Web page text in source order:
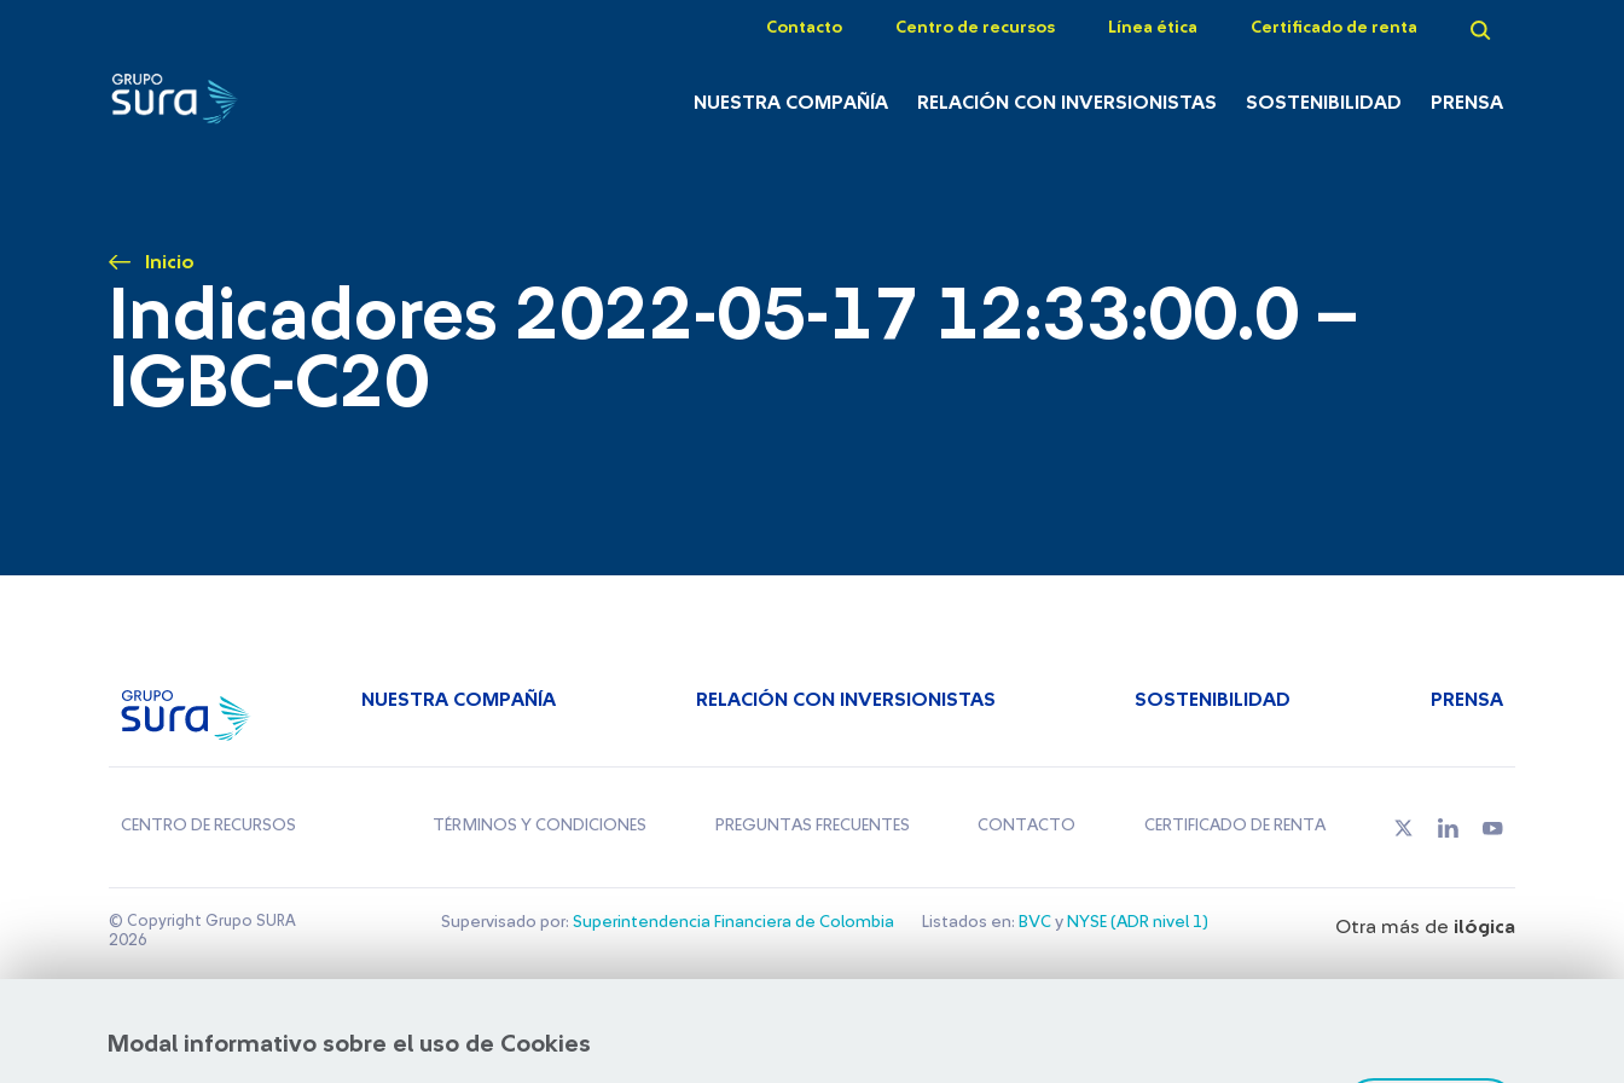
Contacto Centro de recursos Línea ética Certificado de renta
NUESTRA COMPAÑÍA RELACIÓN CON INVERSIONISTAS SOSTENIBILIDAD PRENSA
Inicio
Indicadores 2022-05-17 12:33:00.0 –
IGBC-C20
Modal informativo sobre el uso de Cookies
NUESTRA COMPAÑÍA RELACIÓN CON INVERSIONISTAS SOSTENIBILIDAD PRENSA
CENTRO DE RECURSOS TÉRMINOS Y CONDICIONES PREGUNTAS FRECUENTES CONTACTO CERTIFICADO DE RENTA
© Copyright Grupo SURA
2026
Supervisado por: Superintendencia Financiera de Colombia Listados en: BVCy NYSE (ADR nivel 1) Otra más de ilógica